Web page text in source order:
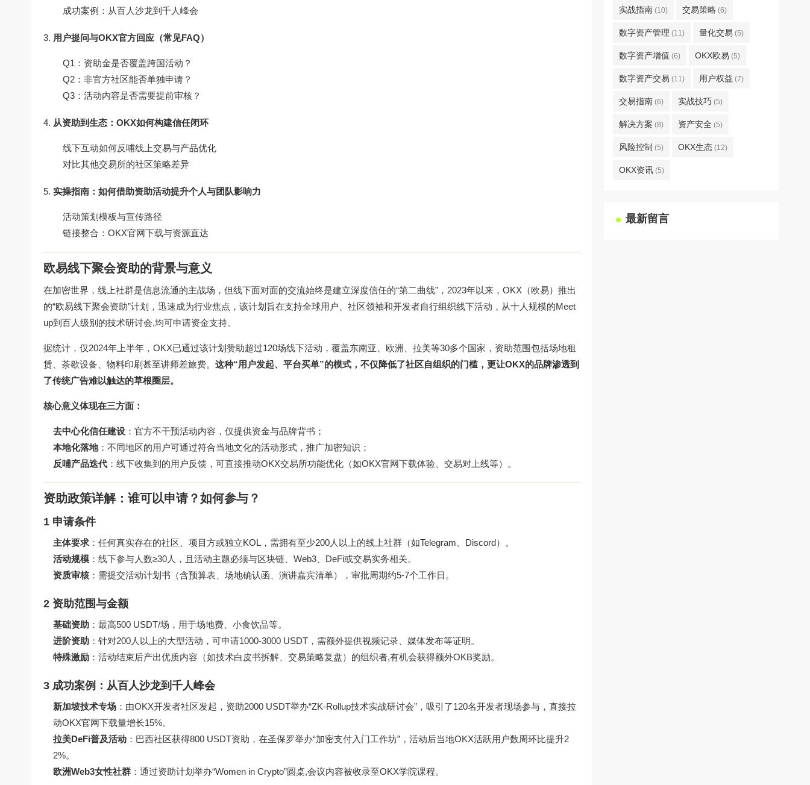
成功案例：从百人沙龙到千人峰会
用户提问与OKX官方回应（常见FAQ）
Q1：资助金是否覆盖跨国活动？
Q2：非官方社区能否单独申请？
Q3：活动内容是否需要提前审核？
从资助到生态：OKX如何构建信任闭环
线下互动如何反哺线上交易与产品优化
对比其他交易所的社区策略差异
实操指南：如何借助资助活动提升个人与团队影响力
活动策划模板与宣传路径
链接整合：OKX官网下载与资源直达
欧易线下聚会资助的背景与意义
在加密世界，线上社群是信息流通的主战场，但线下面对面的交流始终是建立深度信任的“第二曲线”，2023年以来，OKX（欧易）推出
的“欧易线下聚会资助”计划，迅速成为行业焦点，该计划旨在支持全球用户、社区领袖和开发者自行组织线下活动，从十人规模的Meet
up到百人级别的技术研讨会,均可申请资金支持。
据统计，仅2024年上半年，OKX已通过该计划赞助超过120场线下活动，覆盖东南亚、欧洲、拉美等30多个国家，资助范围包括场地租
赁、茶歇设备、物料印刷甚至讲师差旅费。 这种“用户发起、平台买单”的模式，不仅降低了社区自组织的门槛，更让OKX的品牌渗透到
了传统广告难以触达的草根圈层。
核心意义体现在三方面：
去中心化信任建设 ：官方不干预活动内容，仅提供资金与品牌背书；
本地化落地：不同地区的用户可通过符合当地文化的活动形式，推广加密知识；
反哺产品迭代 ：线下收集到的用户反馈，可直接推动OKX交易所功能优化（如OKX官网下载体验、交易对上线等）。
资助政策详解：谁可以申请？如何参与？
1 申请条件
主体要求 ：任何真实存在的社区、项目方或独立KOL，需拥有至少200人以上的线上社群（如Telegram、Discord）。
活动规模 ：线下参与人数≥30人，且活动主题必须与区块链、Web3、DeFi或交易实务相关。
资质审核：需提交活动计划书（含预算表、场地确认函、演讲嘉宾清单），审批周期约5-7个工作日。
2 资助范围与金额
基础资助 ：最高500 USDT/场，用于场地费、小食饮品等。
进阶资助 ：针对200人以上的大型活动，可申请1000-3000 USDT，需额外提供视频记录、媒体发布等证明。
特殊激励 ：活动结束后产出优质内容（如技术白皮书拆解、交易策略复盘）的组织者,有机会获得额外OKB奖励。
3 成功案例：从百人沙龙到千人峰会
新加坡技术专场 ：由OKX开发者社区发起，资助2000 USDT举办“ZK-Rollup技术实战研讨会”，吸引了120名开发者现场参与，直接拉
动OKX官网下载量增长15%。
拉美DeFi普及活动 ：巴西社区获得800 USDT资助，在圣保罗举办“加密支付入门工作坊”，活动后当地OKX活跃用户数周环比提升2
2%。
欧洲Web3女性社群 ：通过资助计划举办“Women in Crypto”圆桌,会议内容被收录至OKX学院课程。
实战指南 (10) 交易策略 (6)
数字资产管理 (11) 量化交易 (5)
数字资产增值 (6) OKX欧易 (5)
数字资产交易 (11) 用户权益 (7)
交易指南 (6) 实战技巧 (5)
解决方案 (8) 资产安全 (5)
风险控制 (5) OKX生态 (12)
OKX资讯 (5)
最新留言